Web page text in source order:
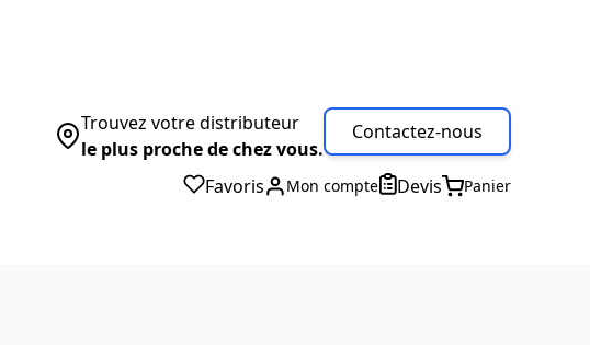
Trouvez votre distributeur
le plus proche de chez vous.
Contactez-nous
Favoris Mon compte Devis Panier